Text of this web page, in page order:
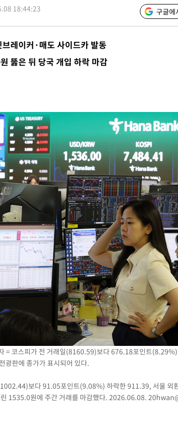
스X 로켓 달 충돌 흔적 포착
승부차기 끝 과달라하라 격파
풍 지나며 폭염 잠시 꺾인다"
회…11시간 걸린 초유의 압수수색(종
나스닥 0.3%↓, 다우 0.14%↑
리탄도미사일…감시·경계태세 강
체는 탄도미사일 가능성
애 발생…"원인 파악 중"
상 발사체 발사"
열대야도 계속[내일날씨]
폭염 취소…11일 재개
美의 대한국 무역적자 있어"
…초유의 압수수색에 '충격·당황'
경신…영등포 순간 '40도'
수색…내란 중요임무종사 혐의
오른 801.67 마감
내린 6296.38 마감
린 1423.8원 마감
스X 로켓 달 충돌 흔적 포착
는 승부차기 끝 과달라하라 격파
풍 지나며 폭염 잠시 꺾인다"
18:44:23 구글에
레이커·매도 사이드카 발동
뚫은 뒤 당국 개입 하락 마감
= 코스피가 전 거래일(8160.59)보다 676.18포인트
광판에 종가가 표시되어 있다.
보다 91.05포인트(9.08%) 하락한 911.39, 서울 외
1535.0원에 주간 거래를 마감했다. 2026.06.08.